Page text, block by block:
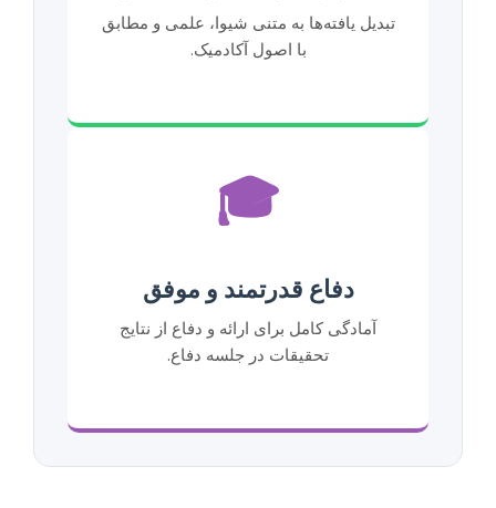
تبدیل یافته‌ها به متنی شیوا، علمی و مطابق
با اصول آکادمیک.
🎓
دفاع قدرتمند و موفق
آمادگی کامل برای ارائه و دفاع از نتایج
تحقیقات در جلسه دفاع.